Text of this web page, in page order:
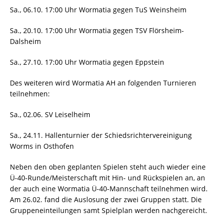
Sa., 06.10. 17:00 Uhr Wormatia gegen TuS Weinsheim
Sa., 20.10. 17:00 Uhr Wormatia gegen TSV Flörsheim-
Dalsheim
Sa., 27.10. 17:00 Uhr Wormatia gegen Eppstein
Des weiteren wird Wormatia AH an folgenden Turnieren
teilnehmen:
Sa., 02.06. SV Leiselheim
Sa., 24.11. Hallenturnier der Schiedsrichtervereinigung
Worms in Osthofen
Neben den oben geplanten Spielen steht auch wieder eine
Ü-40-Runde/Meisterschaft mit Hin- und Rückspielen an, an
der auch eine Wormatia Ü-40-Mannschaft teilnehmen wird.
Am 26.02. fand die Auslosung der zwei Gruppen statt. Die
Gruppeneinteilungen samt Spielplan werden nachgereicht.